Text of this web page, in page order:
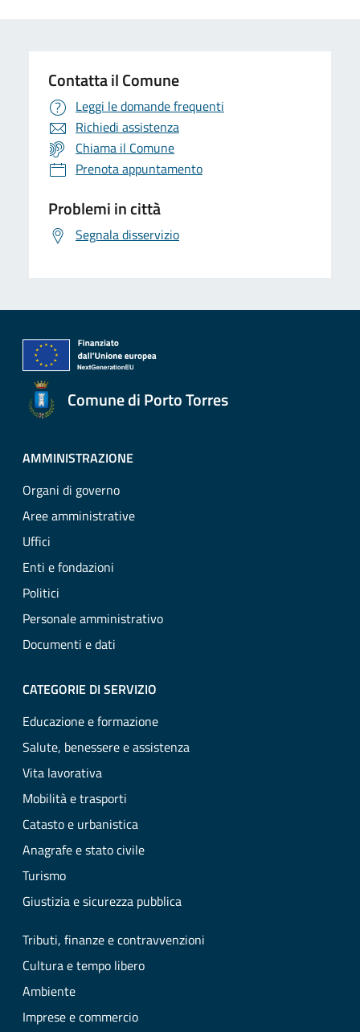
Contatta il Comune
Leggi le domande frequenti
Richiedi assistenza
Chiama il Comune
Prenota appuntamento
Problemi in città
Segnala disservizio
Comune di Porto Torres
AMMINISTRAZIONE
Organi di governo
Aree amministrative
Uffici
Enti e fondazioni
Politici
Personale amministrativo
Documenti e dati
CATEGORIE DI SERVIZIO
Educazione e formazione
Salute, benessere e assistenza
Vita lavorativa
Mobilità e trasporti
Catasto e urbanistica
Anagrafe e stato civile
Turismo
Giustizia e sicurezza pubblica
Tributi, finanze e contravvenzioni
Cultura e tempo libero
Ambiente
Imprese e commercio